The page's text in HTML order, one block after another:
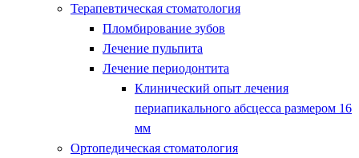
Терапевтическая стоматология
Пломбирование зубов
Лечение пульпита
Лечение периодонтита
Клинический опыт лечения
периапикального абсцесса размером 16
мм
Ортопедическая стоматология